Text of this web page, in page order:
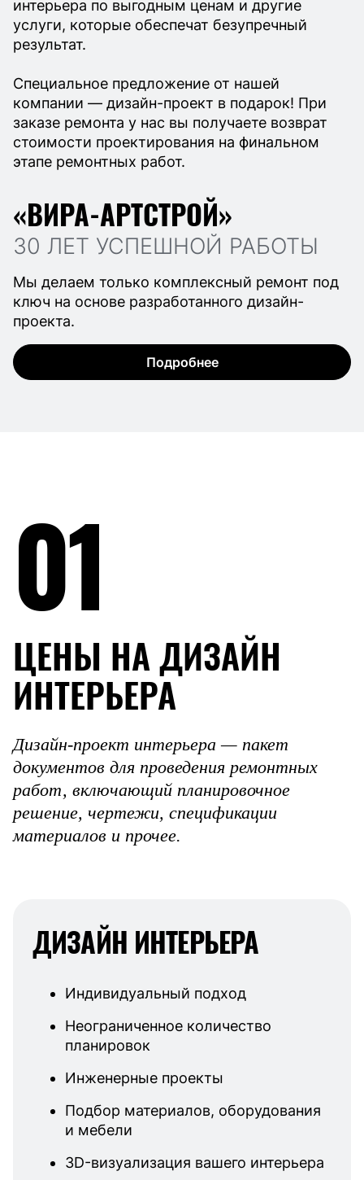
интерьера по выгодным ценам и другие
услуги, которые обеспечат безупречный
результат.
Специальное предложение от нашей
компании — дизайн-проект в подарок! При
заказе ремонта у нас вы получаете возврат
стоимости проектирования на финальном
этапе ремонтных работ.
«ВИРА-АРТСТРОЙ»
30 ЛЕТ УСПЕШНОЙ РАБОТЫ
Мы делаем только комплексный ремонт под
ключ на основе разработанного дизайн-
проекта.
Подробнее
01
ЦЕНЫ НА ДИЗАЙН
ИНТЕРЬЕРА
Дизайн-проект интерьера — пакет
документов для проведения ремонтных
работ, включающий планировочное
решение, чертежи, спецификации
материалов и прочее.
ДИЗАЙН ИНТЕРЬЕРА
Индивидуальный подход
Неограниченное количество
планировок
Инженерные проекты
Подбор материалов, оборудования
и мебели
3D-визуализация вашего интерьера